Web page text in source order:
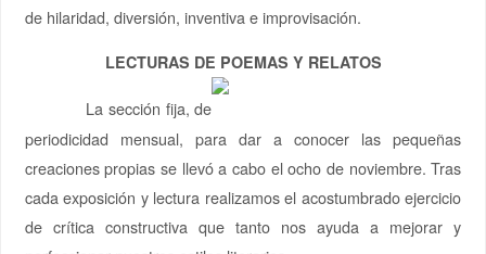
de hilaridad, diversión, inventiva e improvisación.
LECTURAS DE POEMAS Y RELATOS
La sección fija, de
periodicidad mensual, para dar a conocer las pequeñas
creaciones propias se llevó a cabo el ocho de noviembre. Tras
cada exposición y lectura realizamos el acostumbrado ejercicio
de crítica constructiva que tanto nos ayuda a mejorar y